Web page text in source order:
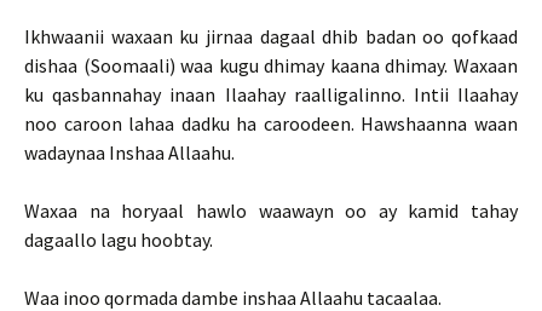
Ikhwaanii waxaan ku jirnaa dagaal dhib badan oo qofkaad
dishaa (Soomaali) waa kugu dhimay kaana dhimay. Waxaan
ku qasbannahay inaan Ilaahay raalligalinno. Intii Ilaahay
noo caroon lahaa dadku ha caroodeen. Hawshaanna waan
wadaynaa Inshaa Allaahu.
Waxaa na horyaal hawlo waawayn oo ay kamid tahay
dagaallo lagu hoobtay.
Waa inoo qormada dambe inshaa Allaahu tacaalaa.